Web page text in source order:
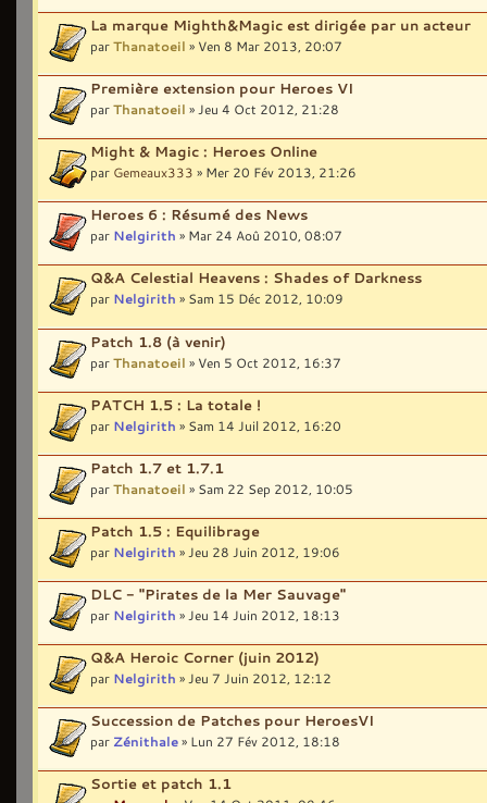
La marque Mighth&Magic est dirigée par un acteur
parThanatoeil » Ven 8 Mar 2013, 20:07
Première extension pour Heroes VI
parThanatoeil » Jeu 4 Oct 2012, 21:28
Might & Magic : Heroes Online
par Gemeaux333 » Mer 20 Fév 2013, 21:26
Heroes 6 : Résumé des News
par Nelgirith » Mar 24 Aoû 2010, 08:07
Q&A Celestial Heavens : Shades of Darkness
par Nelgirith » Sam 15 Déc 2012, 10:09
Patch 1.8 (à venir)
parThanatoeil » Ven 5 Oct 2012, 16:37
PATCH 1.5 : La totale !
par Nelgirith » Sam 14 Juil 2012, 16:20
Patch 1.7 et 1.7.1
parThanatoeil » Sam 22 Sep 2012, 10:05
Patch 1.5 : Equilibrage
par Nelgirith » Jeu 28 Juin 2012, 19:06
DLC - "Pirates de la Mer Sauvage"
par Nelgirith » Jeu 14 Juin 2012, 18:13
Q&A Heroic Corner (juin 2012)
par Nelgirith » Jeu 7 Juin 2012, 12:12
Succession de Patches pour HeroesVI
par Zénithale» Lun 27 Fév 2012, 18:18
Sortie et patch 1.1